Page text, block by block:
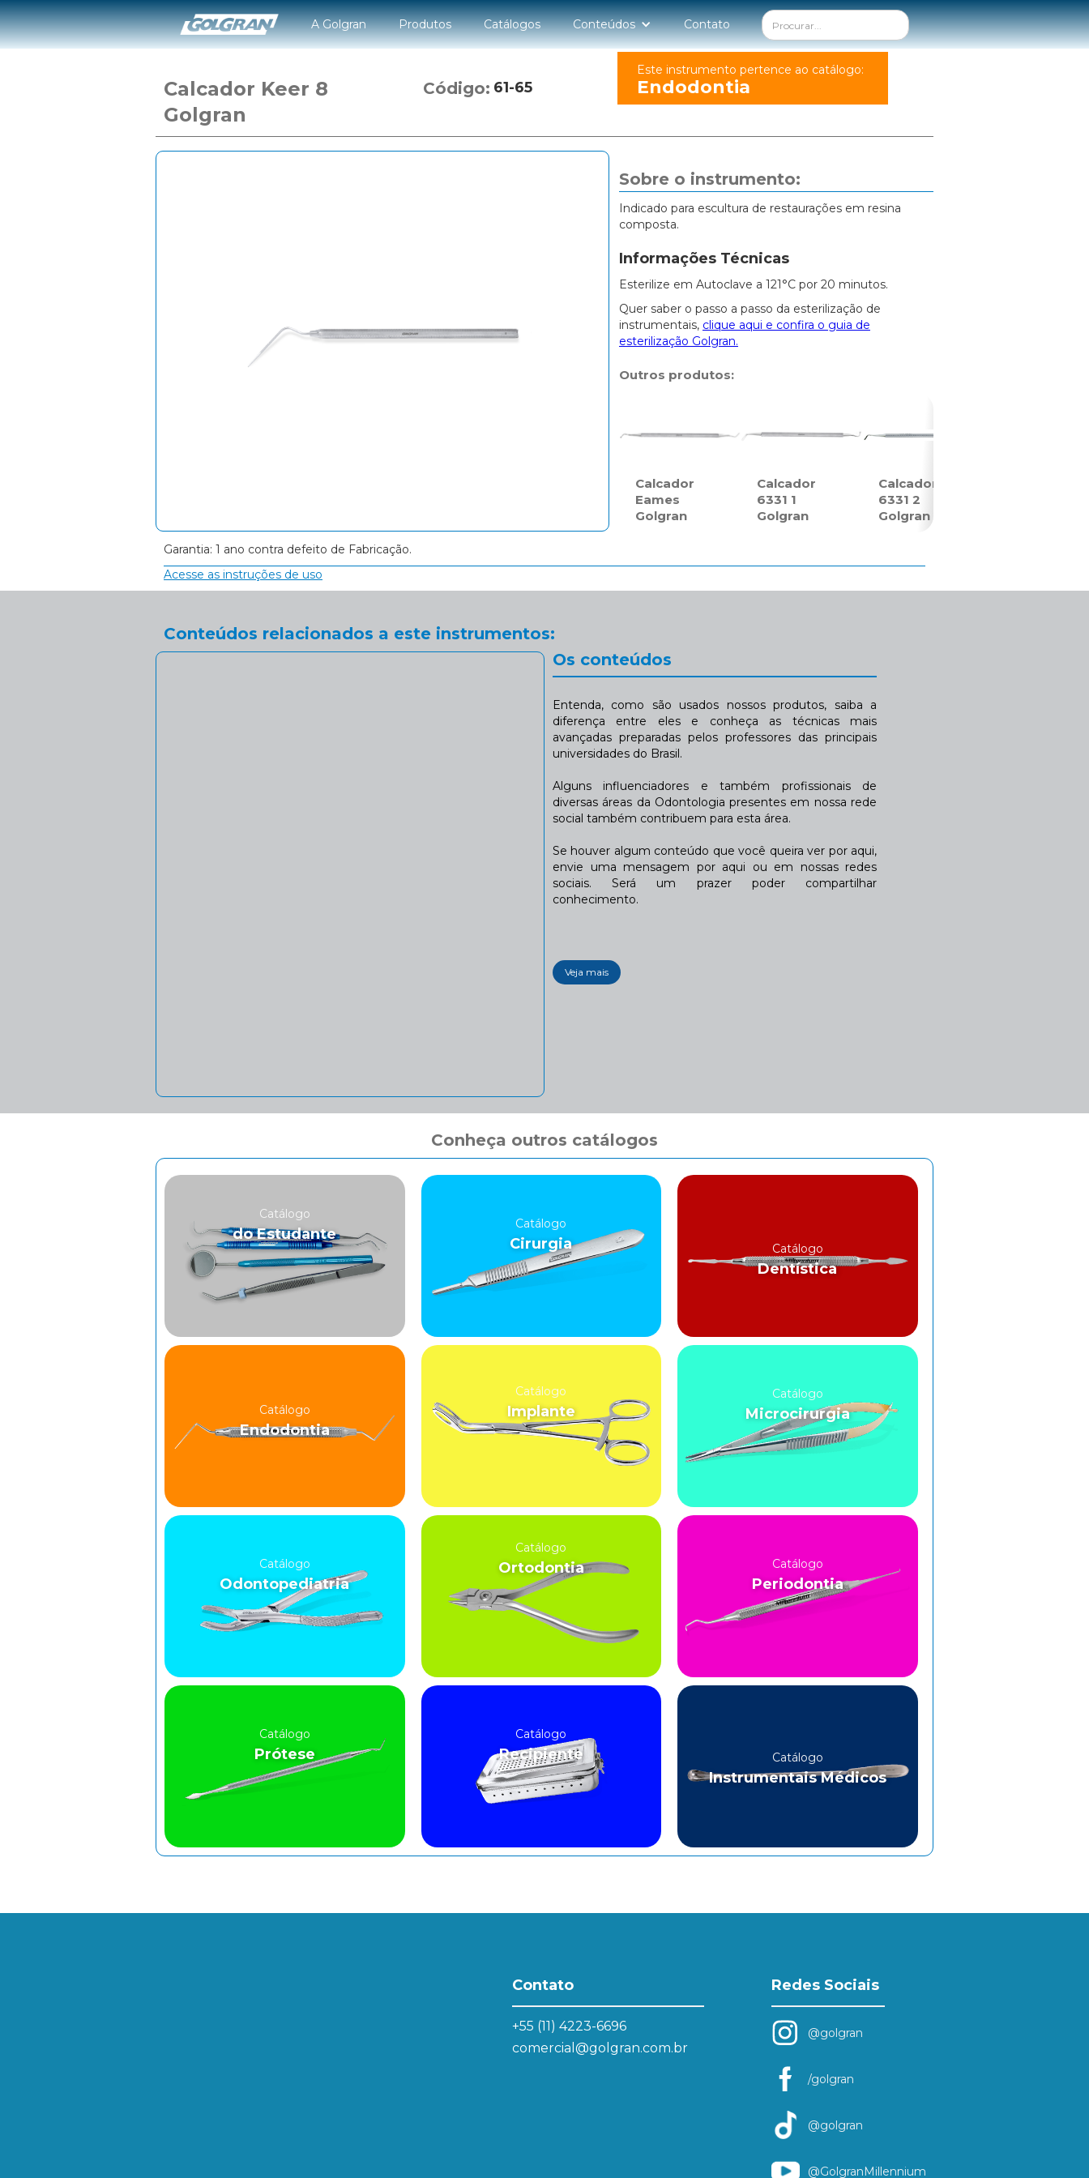
A Golgran Produtos Catálogos Conteúdos Contato
Calcador Keer 8
Golgran
Código: 61-65
Este instrumento pertence ao catálogo:
Endodontia
Sobre o instrumento:
Indicado para escultura de restaurações em resina
composta.
Informações Técnicas
Esterilize em Autoclave a 121°C por 20 minutos.
Quer saber o passo a passo da esterilização de
instrumentais, clique aqui e confira o guia de
esterilização Golgran.
Outros produtos:
Calcador
Eames
Golgran
Calcador
6331 1
Golgran
Calcador
6331 2
Golgran
Garantia: 1 ano contra defeito de Fabricação.
Acesse as instruções de uso
Conteúdos relacionados a este instrumentos:
Os conteúdos
Entenda, como são usados nossos produtos, saiba a
diferença entre eles e conheça as técnicas mais
avançadas preparadas pelos professores das principais
universidades do Brasil.
Alguns influenciadores e também profissionais de
diversas áreas da Odontologia presentes em nossa rede
social também contribuem para esta área.
Se houver algum conteúdo que você queira ver por aqui,
envie uma mensagem por aqui ou em nossas redes
sociais. Será um prazer poder compartilhar
conhecimento.
Veja mais
Conheça outros catálogos
Catálogo
do Estudante
Catálogo
Cirurgia Catálogo
Dentística
Catálogo
Endodontia
Catálogo
Implante
Catálogo
Microcirurgia
Catálogo
Odontopediatria
Catálogo
Ortodontia Catálogo
Periodontia
Catálogo
Prótese
Catálogo
Recipiente Catálogo
Instrumentais Médicos
Contato
+55 (11) 4223-6696
comercial@golgran.com.br
Redes Sociais
@golgran
/golgran
@golgran
@GolgranMillennium